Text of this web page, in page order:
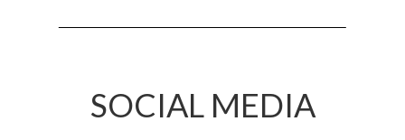
Dienstplan
SOCIAL MEDIA